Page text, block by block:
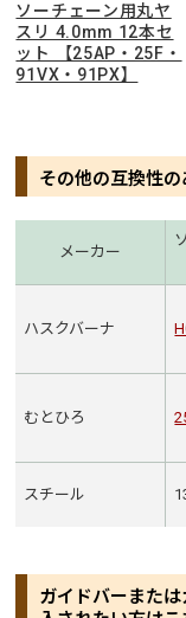
ソーチェーン用丸ヤ
スリ 4.0mm 12本セ
ット 【25AP・25F・
91VX・91PX】
その他の互換性
メーカー
ハスクバーナ
むとひろ
スチール
ガイドバーまた